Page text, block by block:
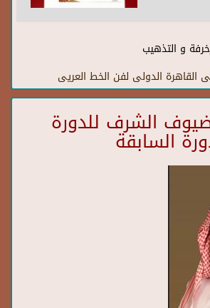
و التذهيب
القاهرة الدولى لفن الخط العريى
الشرف للدورة
السابقة